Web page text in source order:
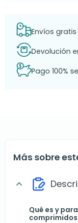
Envíos
Devolución
Pago 100%
Más sobre
expand_more
Qué es y
comprimidos